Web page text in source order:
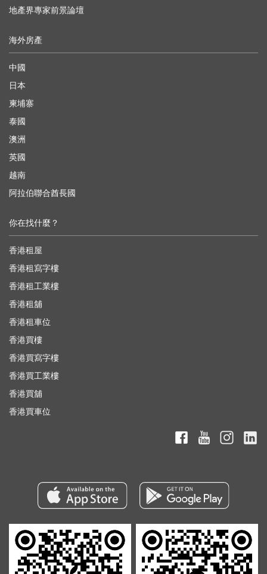
地產界專家前景論壇
海外房產
中國
日本
柬埔寨
泰國
澳洲
英國
越南
阿拉伯聯合酋長國
你在找什麼？
香港租屋
香港租寫字樓
香港租工業樓
香港租舖
香港租車位
香港買樓
香港買寫字樓
香港買工業樓
香港買舖
香港買車位